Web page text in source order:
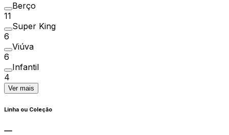
Berço
11
Super King
6
Viúva
6
Infantil
4
Ver mais
Linha ou Coleção